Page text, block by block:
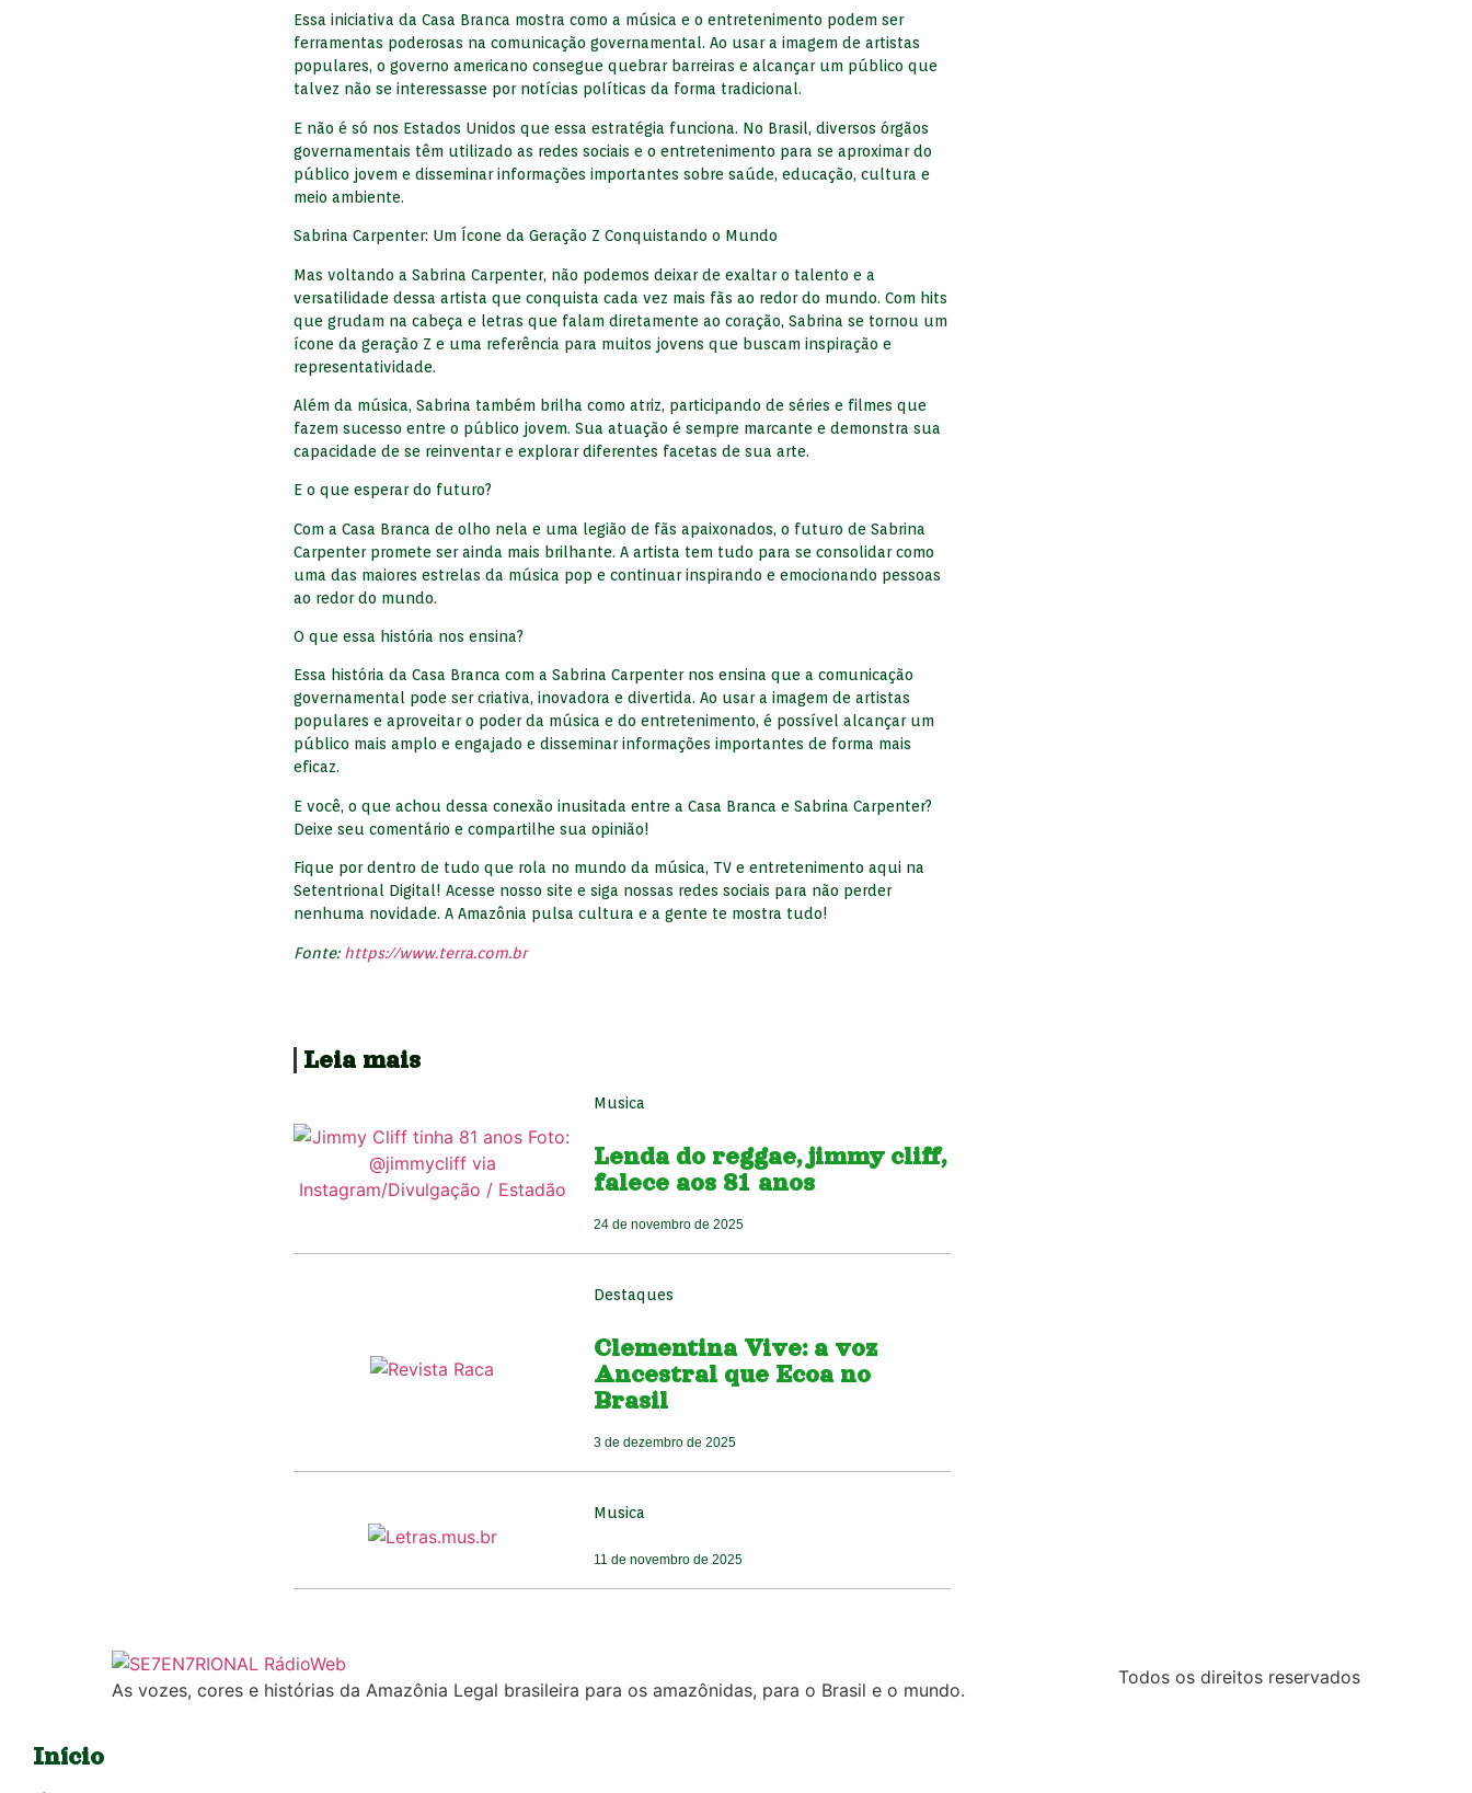
Essa iniciativa da Casa Branca mostra como a música e o entretenimento podem ser
ferramentas poderosas na comunicação governamental. Ao usar a imagem de artistas
populares, o governo americano consegue quebrar barreiras e alcançar um público que
talvez não se interessasse por notícias políticas da forma tradicional.
E não é só nos Estados Unidos que essa estratégia funciona. No Brasil, diversos órgãos
governamentais têm utilizado as redes sociais e o entretenimento para se aproximar do
público jovem e disseminar informações importantes sobre saúde, educação, cultura e
meio ambiente.
Sabrina Carpenter: Um Ícone da Geração Z Conquistando o Mundo
Mas voltando a Sabrina Carpenter, não podemos deixar de exaltar o talento e a
versatilidade dessa artista que conquista cada vez mais fãs ao redor do mundo. Com hits
que grudam na cabeça e letras que falam diretamente ao coração, Sabrina se tornou um
ícone da geração Z e uma referência para muitos jovens que buscam inspiração e
representatividade.
Além da música, Sabrina também brilha como atriz, participando de séries e filmes que
fazem sucesso entre o público jovem. Sua atuação é sempre marcante e demonstra sua
capacidade de se reinventar e explorar diferentes facetas de sua arte.
E o que esperar do futuro?
Com a Casa Branca de olho nela e uma legião de fãs apaixonados, o futuro de Sabrina
Carpenter promete ser ainda mais brilhante. A artista tem tudo para se consolidar como
uma das maiores estrelas da música pop e continuar inspirando e emocionando pessoas
ao redor do mundo.
O que essa história nos ensina?
Essa história da Casa Branca com a Sabrina Carpenter nos ensina que a comunicação
governamental pode ser criativa, inovadora e divertida. Ao usar a imagem de artistas
populares e aproveitar o poder da música e do entretenimento, é possível alcançar um
público mais amplo e engajado e disseminar informações importantes de forma mais
eficaz.
E você, o que achou dessa conexão inusitada entre a Casa Branca e Sabrina Carpenter?
Deixe seu comentário e compartilhe sua opinião!
Fique por dentro de tudo que rola no mundo da música, TV e entretenimento aqui na
Setentrional Digital! Acesse nosso site e siga nossas redes sociais para não perder
nenhuma novidade. A Amazônia pulsa cultura e a gente te mostra tudo!
Fonte: https://www.terra.com.br
Leia mais
Musica
Lenda do reggae, jimmy cliff,
falece aos 81 anos
24 de novembro de 2025
Destaques
Clementina Vive: a voz
Ancestral que Ecoa no
Brasil
3 de dezembro de 2025
Musica
11 de novembro de 2025
As vozes, cores e histórias da Amazônia Legal brasileira para os amazônidas, para o Brasil e o mundo.
Todos os direitos reservados
Início